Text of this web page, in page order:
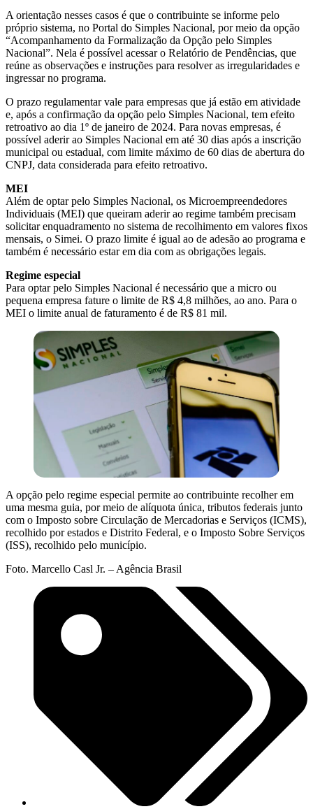
A orientação nesses casos é que o contribuinte se informe pelo
próprio sistema, no Portal do Simples Nacional, por meio da opção
“Acompanhamento da Formalização da Opção pelo Simples
Nacional”. Nela é possível acessar o Relatório de Pendências, que
reúne as observações e instruções para resolver as irregularidades e
ingressar no programa.
O prazo regulamentar vale para empresas que já estão em atividade
e, após a confirmação da opção pelo Simples Nacional, tem efeito
retroativo ao dia 1º de janeiro de 2024. Para novas empresas, é
possível aderir ao Simples Nacional em até 30 dias após a inscrição
municipal ou estadual, com limite máximo de 60 dias de abertura do
CNPJ, data considerada para efeito retroativo.
MEI
Além de optar pelo Simples Nacional, os Microempreendedores
Individuais (MEI) que queiram aderir ao regime também precisam
solicitar enquadramento no sistema de recolhimento em valores fixos
mensais, o Simei. O prazo limite é igual ao de adesão ao programa e
também é necessário estar em dia com as obrigações legais.
Regime especial
Para optar pelo Simples Nacional é necessário que a micro ou
pequena empresa fature o limite de R$ 4,8 milhões, ao ano. Para o
MEI o limite anual de faturamento é de R$ 81 mil.
A opção pelo regime especial permite ao contribuinte recolher em
uma mesma guia, por meio de alíquota única, tributos federais junto
com o Imposto sobre Circulação de Mercadorias e Serviços (ICMS),
recolhido por estados e Distrito Federal, e o Imposto Sobre Serviços
(ISS), recolhido pelo município.
Foto. Marcello Casl Jr. – Agência Brasil